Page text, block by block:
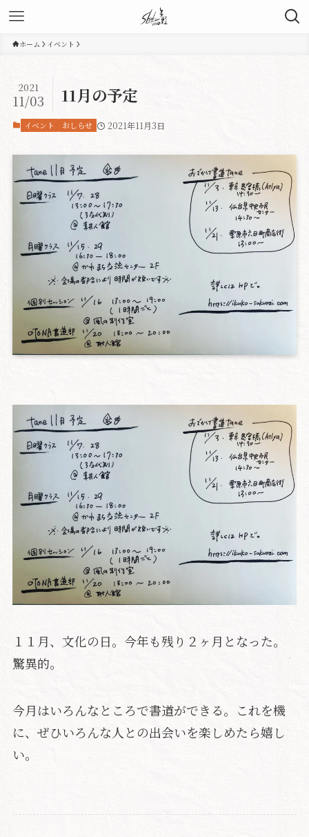
ホーム イベント
11月の予定
2021
11/03
イベント おしらせ 2021年11月3日
１１月、文化の日。今年も残り２ヶ月となった。
驚異的。
今月はいろんなところで書道ができる。これを機
に、ぜひいろんな人との出会いを楽しめたら嬉し
い。